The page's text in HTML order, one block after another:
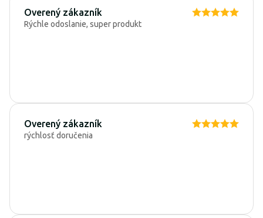
Overený zákazník
Rýchle odoslanie, super produkt
Overený zákazník
rýchlosť doručenia